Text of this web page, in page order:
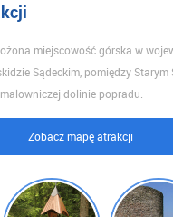
miejscowość górska w
Sądeckim, pomiędzy Starym
dolinie popradu.
Zobacz mapę atrakcji